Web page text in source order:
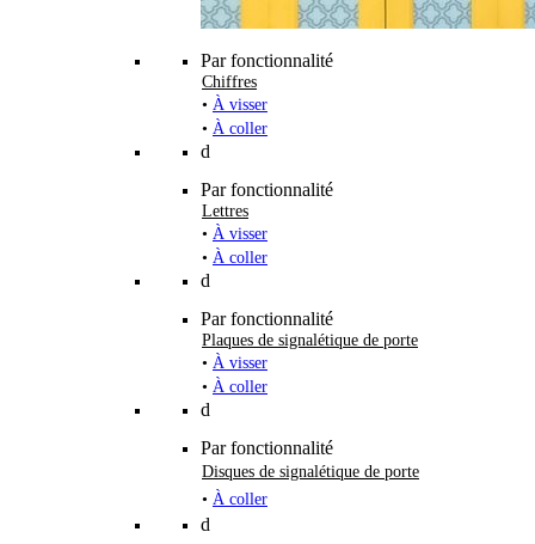
Par fonctionnalité
Chiffres
• À visser
• À coller
d
Par fonctionnalité
Lettres
• À visser
• À coller
d
Par fonctionnalité
Plaques de signalétique de porte
• À visser
• À coller
d
Par fonctionnalité
Disques de signalétique de porte
• À coller
d